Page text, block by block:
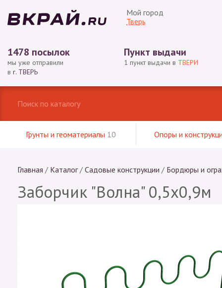
Мой город
Тверь
1478 посылок
мы уже отправили
в г. ТВЕРЬ
Пункт выдачи
1 пункт выдачи в ТВЕРИ
Грунты и геоматериалы 10 Опоры и
Главная / Каталог / Садовые конструкции / Бордюры и
Заборчик "Волна" 0,5х0,9м